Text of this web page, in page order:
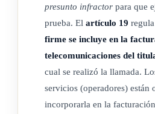
d) Ejecutar los procedimientos y
dictados por la Comisión
artículo 4 de esta ley, para que
se atiendan con eficiencia y
e) Desarrollar y mantener un
presunto infractor para que
prueba. El artículo 19
firme se incluye en la
telecomunicaciones del
cual se realizó la llamada.
servicios (operadores) están
incorporarla en la